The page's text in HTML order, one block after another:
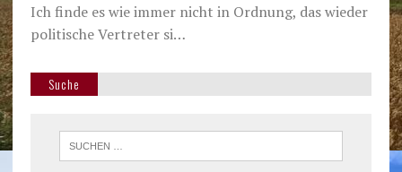
Ich finde es wie immer nicht in Ordnung, das wieder
politische Vertreter si…
Suche